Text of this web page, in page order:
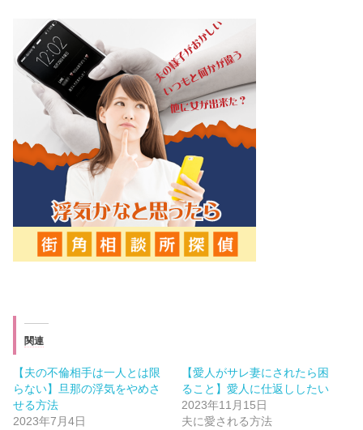
関連
【夫の不倫相手は一人とは限
らない】旦那の浮気をやめさ
せる方法
2023年7月4日
【愛人がサレ妻にされたら困
ること】愛人に仕返ししたい
2023年11月15日
夫に愛される方法